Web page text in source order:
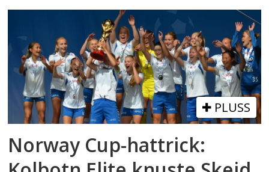
PLUSS
Norway Cup-hattrick: